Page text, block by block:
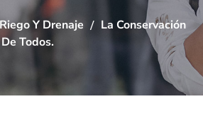
Y Drenaje
La Conservación
Todos.